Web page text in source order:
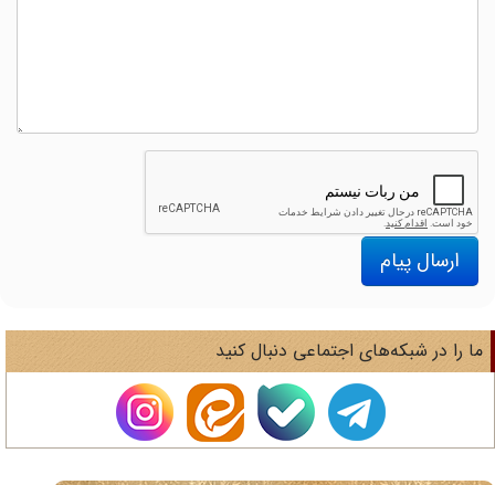
ارسال پیام
را در شبکه‌های اجتماعی دنبال کنید